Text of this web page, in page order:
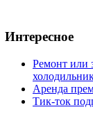
Интересное
Ремонт или
Аренда
Тик-ток